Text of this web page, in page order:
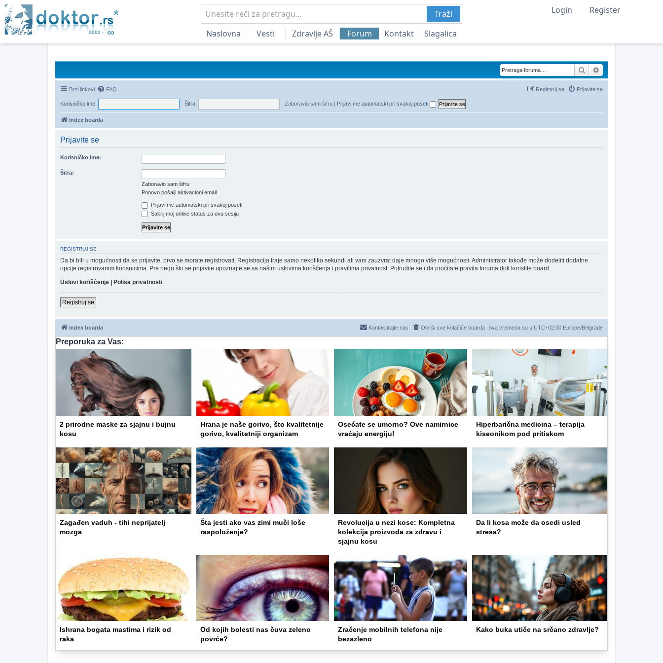
Traži
Naslovna
Vesti Zdravlje AŠ Forum Kontakt Slagalica
Login Register
Pretraga
Brzi linkovi FAQ Prijavite se
Registruj se
Korisničko ime: Šifra: Zaboravio sam šifru | Prijavi me automatski pri svakoj poseti
Index boarda
Prijavite se
Korisničko ime:
Šifra:
Zaboravio sam šifru
Ponovo pošalji aktivacioni email
Prijavi me automatski pri svakoj poseti
Sakrij moj online status za ovu sesiju
REGISTRUJ SE
Da bi bili u mogućnosti da se prijavite, prvo se morate registrovati. Registracija traje samo nekoliko sekundi ali vam zauzvrat daje mnogo više mogućnosti. Administrator takođe može dodeliti dodatne
opcije registrovanim korisnicima. Pre nego što se prijavite upoznajte se sa našim uslovima korišćenja i pravilima privatnost. Potrudite se i da pročitate pravila foruma dok koristite board.
Uslovi korišćenja
Polisa privatnosti
Registruj se
Index boarda Sva vremena su u UTC+02:00 Europe/Belgrade
Obriši sve kolačiće boarda
Kontaktirajte nas
Preporuka za Vas:
2 prirodne maske za sjajnu i bujnu
kosu
Hrana je naše gorivo, što kvalitetnije
gorivo, kvalitetniji organizam
Osećate se umorno? Ove namirnice
vraćaju energiju!
Hiperbarična medicina – terapija
kiseonikom pod pritiskom
Zagađen vaduh - tihi neprijatelj
mozga
Šta jesti ako vas zimi muči loše
raspoloženje?
Revolucija u nezi kose: Kompletna
kolekcija proizvoda za zdravu i
sjajnu kosu
Da li kosa može da osedi usled
stresa?
Ishrana bogata mastima i rizik od
raka
Od kojih bolesti nas čuva zeleno
povrće?
Zračenje mobilnih telefona nije
bezazleno
Kako buka utiče na srčano zdravlje?